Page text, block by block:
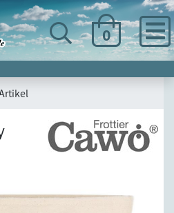
0